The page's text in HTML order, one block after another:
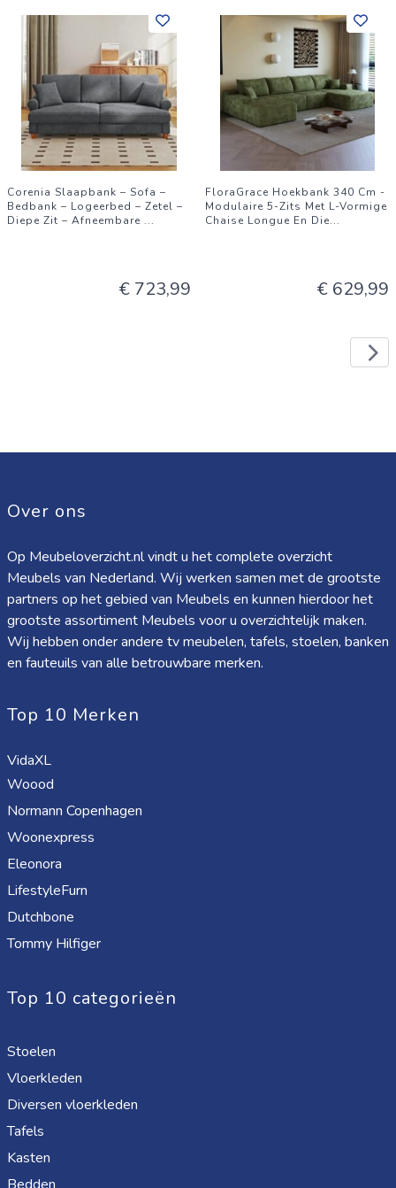
Corenia Slaapbank – Sofa –
Bedbank – Logeerbed – Zetel –
Diepe Zit – Afneembare ...
€ 723,99
FloraGrace Hoekbank 340 Cm -
Modulaire 5-Zits Met L-Vormige
Chaise Longue En Die...
€ 629,99
Over ons
Op Meubeloverzicht.nl vindt u het complete overzicht
Meubels van Nederland. Wij werken samen met de grootste
partners op het gebied van Meubels en kunnen hierdoor het
grootste assortiment Meubels voor u overzichtelijk maken.
Wij hebben onder andere tv meubelen, tafels, stoelen, banken
en fauteuils van alle betrouwbare merken.
Top 10 Merken
VidaXL
Woood
Normann Copenhagen
Woonexpress
Eleonora
LifestyleFurn
Dutchbone
Tommy Hilfiger
Top 10 categorieën
Stoelen
Vloerkleden
Diversen vloerkleden
Tafels
Kasten